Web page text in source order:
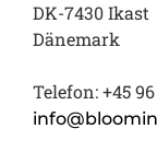
DK-7430 Ikast
Dänemark
Telefon: +45